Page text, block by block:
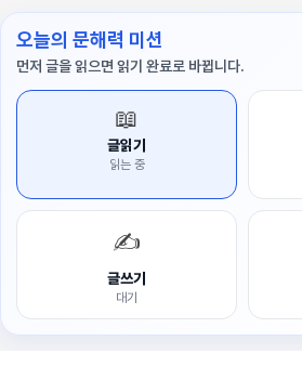
오늘의 문해력 미션
먼저 글을 읽으면 읽기 완료로 바뀝니다.
📖
글읽기
읽는 중
✍️
글쓰기
대기